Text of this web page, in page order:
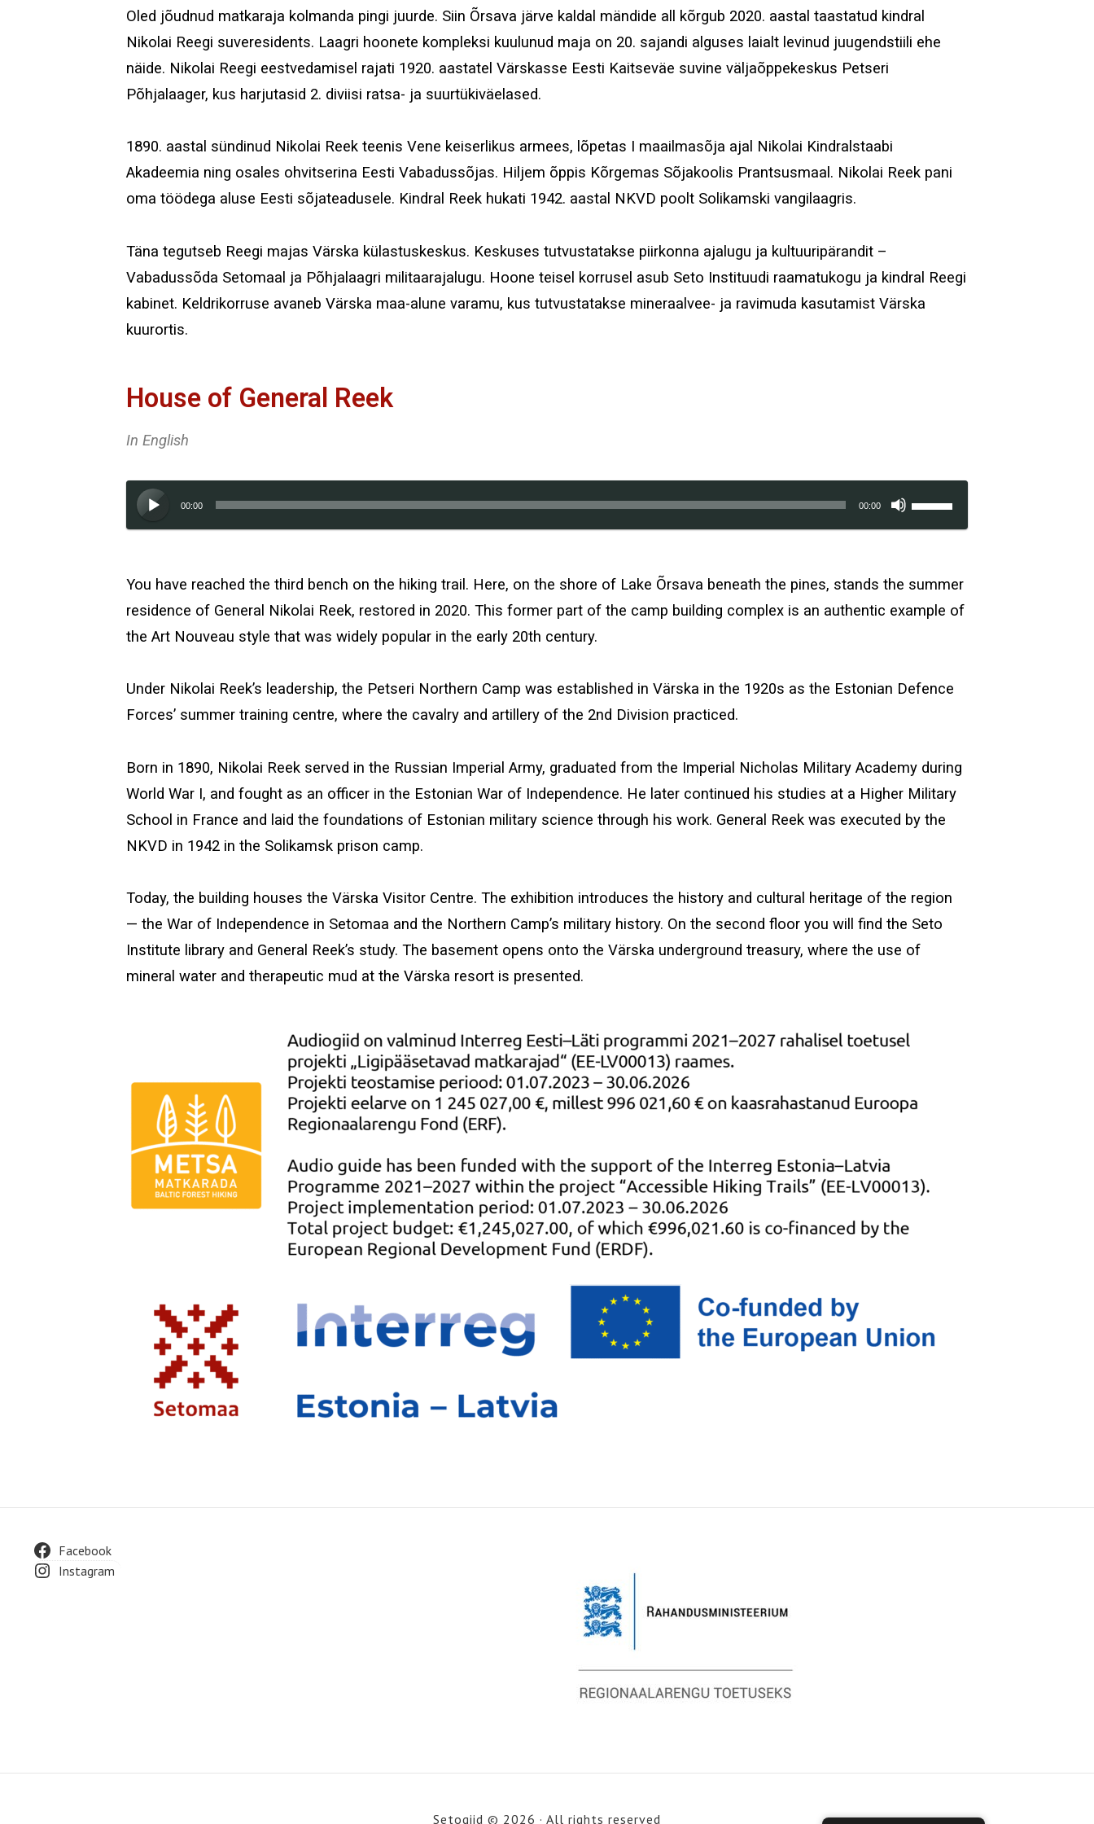
vähendamiseks
kasuta
Oled jõudnud matkaraja kolmanda pingi juurde. Siin Õrsava järve kaldal mändide all kõrgub 2020. aastal taastatud kindral
Nikolai Reegi suveresidents. Laagri hoonete kompleksi kuulunud maja on 20. sajandi alguses laialt levinud juugendstiili ehe
näide. Nikolai Reegi eestvedamisel rajati 1920. aastatel Värskasse Eesti Kaitseväe suvine väljaõppekeskus Petseri
Põhjalaager, kus harjutasid 2. diviisi ratsa- ja suurtükiväelased.
1890. aastal sündinud Nikolai Reek teenis Vene keiserlikus armees, lõpetas I maailmasõja ajal Nikolai Kindralstaabi
Akadeemia ning osales ohvitserina Eesti Vabadussõjas. Hiljem õppis Kõrgemas Sõjakoolis Prantsusmaal. Nikolai Reek pani
oma töödega aluse Eesti sõjateadusele. Kindral Reek hukati 1942. aastal NKVD poolt Solikamski vangilaagris.
Täna tegutseb Reegi majas Värska külastuskeskus. Keskuses tutvustatakse piirkonna ajalugu ja kultuuripärandit –
Vabadussõda Setomaal ja Põhjalaagri militaarajalugu. Hoone teisel korrusel asub Seto Instituudi raamatukogu ja kindral Reegi
kabinet. Keldrikorruse avaneb Värska maa-alune varamu, kus tutvustatakse mineraalvee- ja ravimuda kasutamist Värska
kuurortis.
House of General Reek
In English
Audioesitaja
00:00 00:00
Helitugevuse
suurendamiseks
vähendamiseks
kasuta
You have reached the third bench on the hiking trail. Here, on the shore of Lake Õrsava beneath the pines, stands the summer
residence of General Nikolai Reek, restored in 2020. This former part of the camp building complex is an authentic example of
the Art Nouveau style that was widely popular in the early 20th century.
Under Nikolai Reek’s leadership, the Petseri Northern Camp was established in Värska in the 1920s as the Estonian Defence
Forces’ summer training centre, where the cavalry and artillery of the 2nd Division practiced.
Born in 1890, Nikolai Reek served in the Russian Imperial Army, graduated from the Imperial Nicholas Military Academy during
World War I, and fought as an officer in the Estonian War of Independence. He later continued his studies at a Higher Military
School in France and laid the foundations of Estonian military science through his work. General Reek was executed by the
NKVD in 1942 in the Solikamsk prison camp.
Today, the building houses the Värska Visitor Centre. The exhibition introduces the history and cultural heritage of the region
— the War of Independence in Setomaa and the Northern Camp’s military history. On the second floor you will find the Seto
Institute library and General Reek’s study. The basement opens onto the Värska underground treasury, where the use of
mineral water and therapeutic mud at the Värska resort is presented.
Facebook
Instagram
Setogiid © 2026 · All rights reserved